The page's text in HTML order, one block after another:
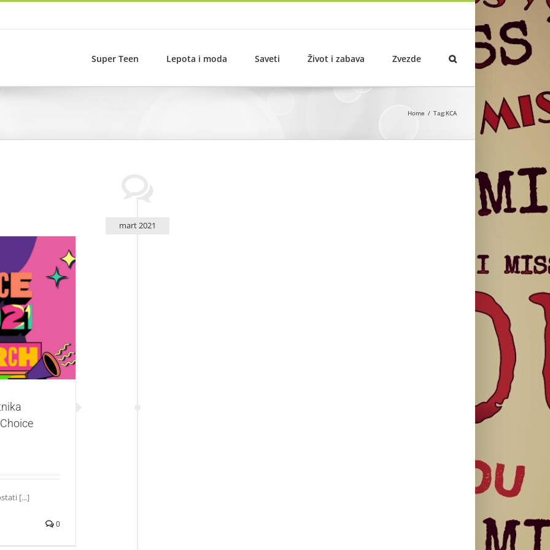
Super Teen Lepota i moda Saveti Život i zabava Zvezde
Home Tag:KCA
mart 2021
na
[...]
0